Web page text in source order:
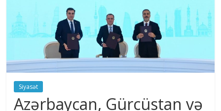
Siyasət
Azərbaycan, Gürcüstan və